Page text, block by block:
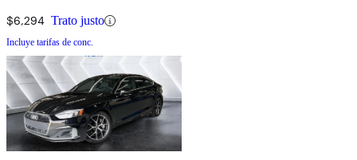
$6,294 Trato justo
Incluye tarifas de conc.